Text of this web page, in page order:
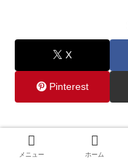
X
Pinterest
MLB4
メニュー ホーム